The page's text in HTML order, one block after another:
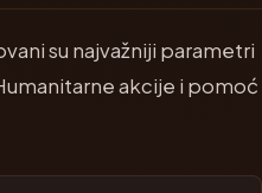
su najvažniji parametri
akcije i pomoć